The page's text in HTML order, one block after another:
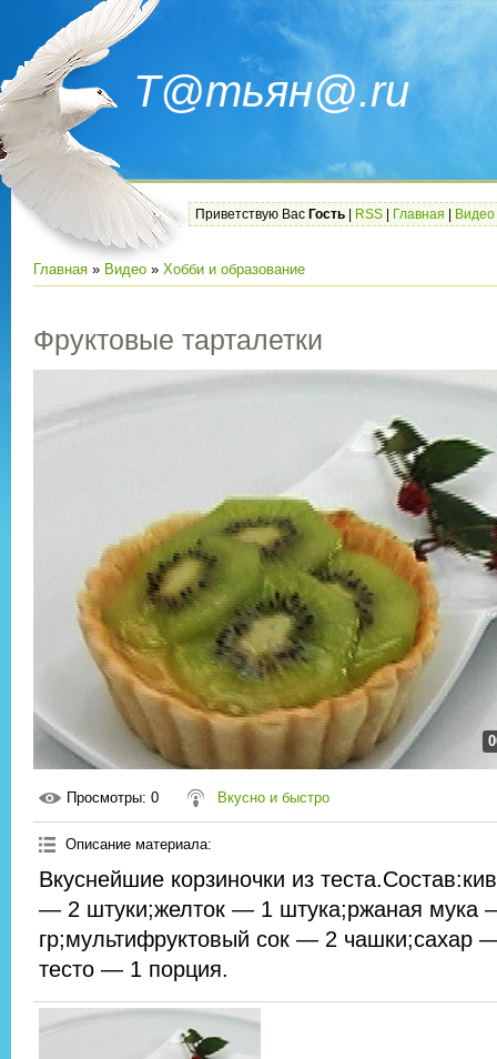
Т@тьян@.ru
Приветствую Вас Гость RSS Главная Видео
Главная » Видео » Хобби и образование
Фруктовые тарталетки
Просмотры: 0 Вкусно и быстро
Описание материала:
Вкуснейшие корзиночки из
— 2 штуки;желток — 1 штука;ржаная мука
гр;мультифруктовый сок — 2 чашки;сахар
тесто — 1 порция.